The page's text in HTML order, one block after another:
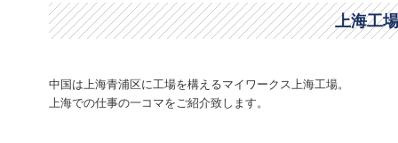
上海工
中国は上海青浦区に工場を構えるマイワークス上海工場。
上海での仕事の一コマをご紹介致します。